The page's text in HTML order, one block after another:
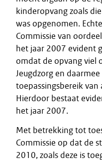
kinderopvang zoals
was opgenomen.
Commissie van
het jaar 2007 evident
omdat de opvang viel
Jeugdzorg en
toepassingsbereik
Hierdoor bestaat
het jaar 2007.
Met betrekking tot
Commissie op dat de
2010, zoals deze is